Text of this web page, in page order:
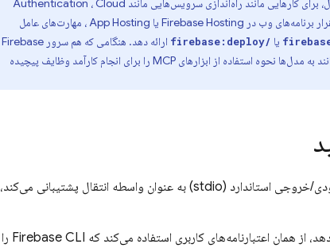
برای کارهایی مانند راه‌اندازی سرویس‌هایی مانند
Authentication ، Cloud
برنامه‌های وب در Firebase Hosting یا App Hosting، مهارت‌های عامل
یا /firebase:deploy
ارائه دهد. هنگامی که هم سرور Firebase
MCP و هم مهارت‌های عامل Firebase را نصب کرده‌اید، مهارت‌ها می‌توانند به مدل‌ها نحوه استفاده از ابزارهای MCP را برای انجام کارآمد وظایف پیچیده
سرور Firebase MCP می‌تواند با هر کلاینت MCP که از ورودی/خروجی استاندارد (stdio) به عنوان واسطه انتقال پشتیبانی می‌کند،
وقتی سرور Firebase MCP فراخوانی‌های ابزاری را انجام می‌دهد، از همان اعتبارنامه‌های کاربری استفاده می‌کند که Firebase CLI را